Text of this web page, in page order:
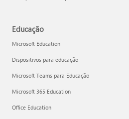
Educação
Microsoft Education
Dispositivos para educação
Microsoft Teams para Educação
Microsoft 365 Education
Office Education